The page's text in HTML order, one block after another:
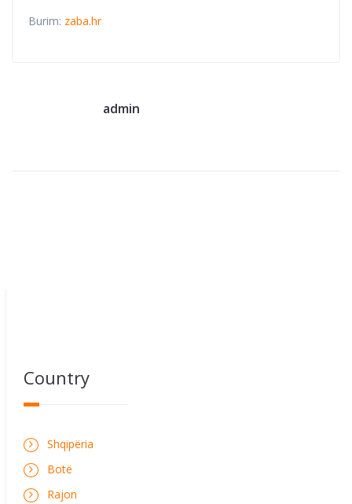
Burim: zaba.hr
admin
Country
Shqipëria
Botë
Rajon